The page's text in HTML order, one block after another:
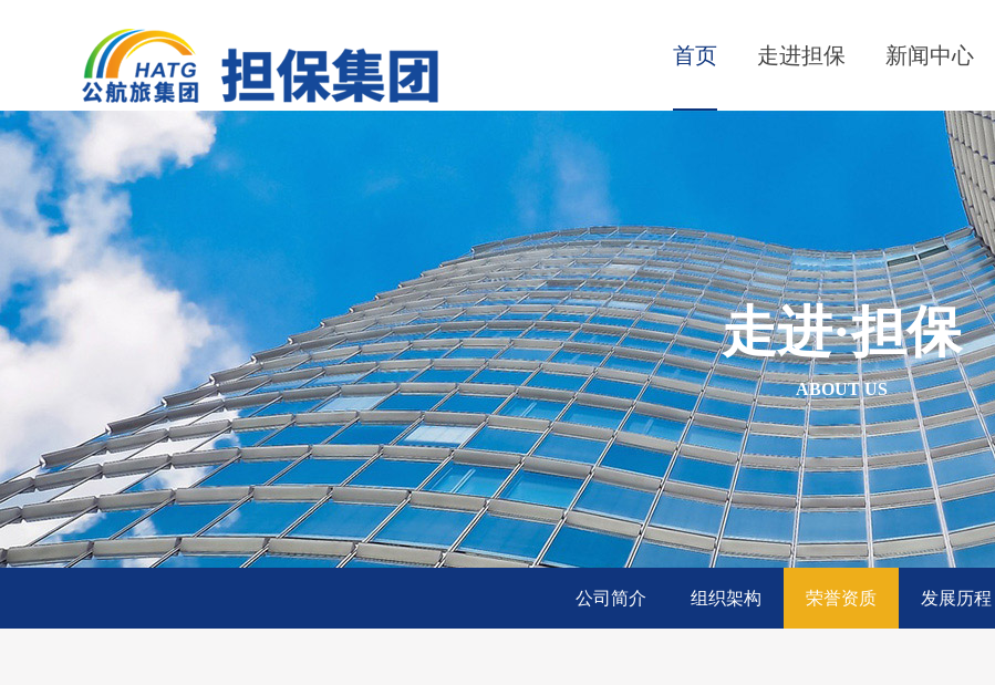
首页 走进担保 新闻中心
走进·担保
ABOUT US
公司简介 组织架构 荣誉资质 发展历程